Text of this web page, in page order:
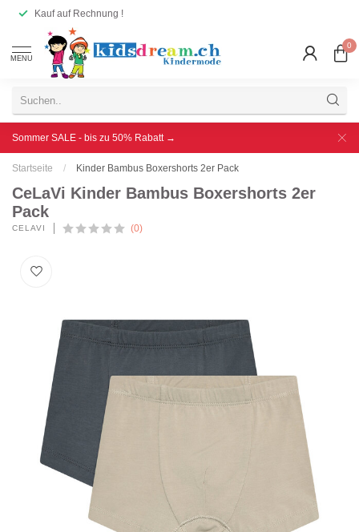
Kauf auf Rechnung !
MENU
0
Sommer SALE - bis zu 50% Rabatt →
Startseite / Kinder Bambus Boxershorts 2er Pack
CeLaVi Kinder Bambus Boxershorts 2er
Pack
CELAVI (0)